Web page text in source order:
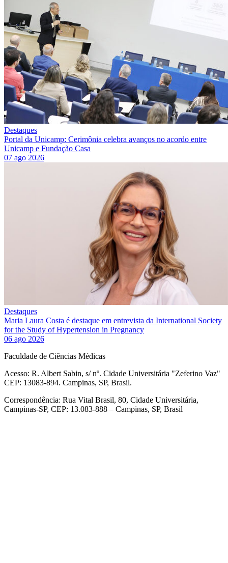
Destaques
Portal da Unicamp: Cerimônia celebra avanços no acordo entre
Unicamp e Fundação Casa
07 ago 2026
Destaques
Maria Laura Costa é destaque em entrevista da International Society
for the Study of Hypertension in Pregnancy
06 ago 2026
Faculdade de Ciências Médicas
Acesso: R. Albert Sabin, s/ nº. Cidade Universitária "Zeferino Vaz"
CEP: 13083-894. Campinas, SP, Brasil.
Correspondência: Rua Vital Brasil, 80, Cidade Universitária,
Campinas-SP, CEP: 13.083-888 – Campinas, SP, Brasil